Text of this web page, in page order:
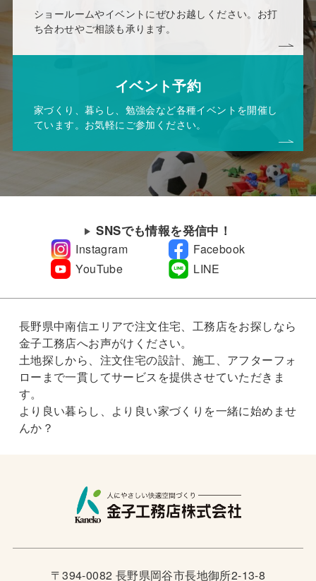
ショールームやイベントにぜひお越しください。お打
ち合わせやご相談も承ります。
イベント予約
家づくり、暮らし、勉強会など各種イベントを開催し
ています。お気軽にご参加ください。
SNSでも情報を発信中！
Instagram
Facebook
YouTube
LINE
長野県中南信エリアで注文住宅、工務店をお探しなら
金子工務店へお声がけください。
土地探しから、注文住宅の設計、施工、アフターフォ
ローまで一貫してサービスを提供させていただきま
す。
より良い暮らし、より良い家づくりを一緒に始めませ
んか？
〒394-0082 長野県岡谷市長地御所2-13-8